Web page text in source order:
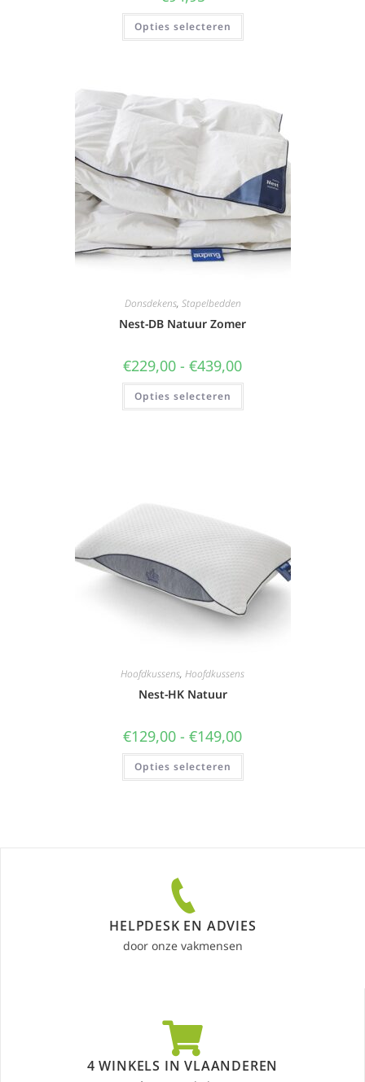
Opties selecteren
Donsdekens, Stapelbedden
Nest-DB Natuur Zomer
€229,00 - €439,00
Opties selecteren
Hoofdkussens, Hoofdkussens
Nest-HK Natuur
€129,00 - €149,00
Opties selecteren
HELPDESK EN ADVIES
door onze vakmensen
4 WINKELS IN VLAANDEREN